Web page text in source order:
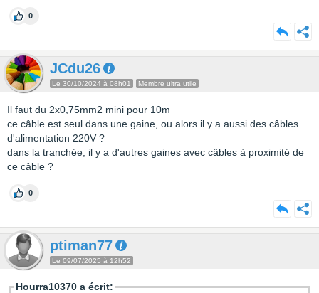
0
JCdu26
Le 30/10/2024 à 08h01 Membre ultra utile
Il faut du 2x0,75mm2 mini pour 10m
ce câble est seul dans une gaine, ou alors il y a aussi des câbles
d'alimentation 220V ?
dans la tranchée, il y a d'autres gaines avec câbles à proximité de
ce câble ?
0
ptiman77
Le 09/07/2025 à 12h52
Hourra10370 a écrit: